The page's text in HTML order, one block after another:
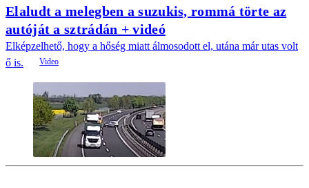
Elaludt a melegben a suzukis, rommá törte az
autóját a sztrádán + videó
Elképzelhető, hogy a hőség miatt álmosodott el, utána már utas volt
ő is.